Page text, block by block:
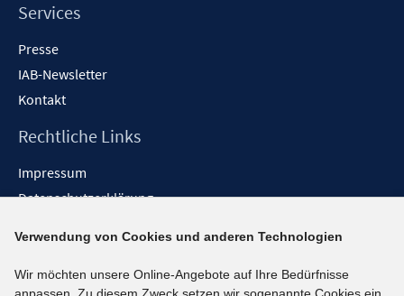
Services
Presse
IAB-Newsletter
Kontakt
Rechtliche Links
Impressum
Datenschutzerklärung
Barrieren melden
Social-Media-Kanäle
Verwendung von Cookies und anderen Technologien
Wir möchten unsere Online-Angebote auf Ihre Bedürfnisse